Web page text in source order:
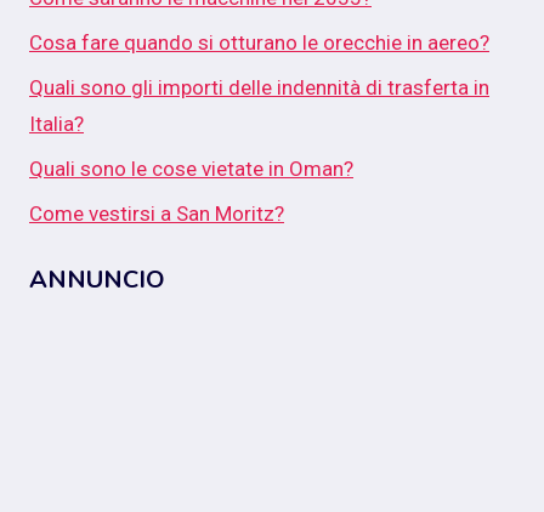
Cosa fare quando si otturano le orecchie in aereo?
Quali sono gli importi delle indennità di trasferta in
Italia?
Quali sono le cose vietate in Oman?
Come vestirsi a San Moritz?
ANNUNCIO